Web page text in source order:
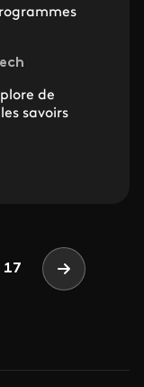
de
savoirs
Page
17 Page